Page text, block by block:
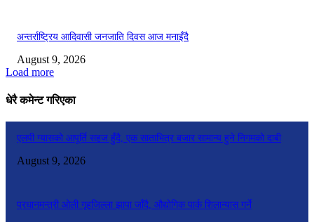
अन्तर्राष्ट्रिय आदिवासी जनजाति दिवस आज मनाइँदै
August 9, 2026
Load more
धेरै कमेन्ट गरिएका
एलपी ग्यासको आपूर्ति सहज हुँदै, एक साताभित्र बजार सामान्य हुने निगमको दाबी
August 9, 2026
प्रधानमन्त्री ओली गृहजिल्ला झापा जाँदै, औद्योगिक पार्क शिलान्यास गर्ने